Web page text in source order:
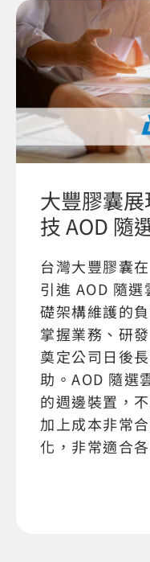
大豐膠囊
技 AOD 隨
台灣大豐膠囊
引進 AOD 隨
礎架構維護的
掌握業務、研
奠定公司日後
助。AOD 隨選
的週邊裝置，
加上成本非常
化，非常適合